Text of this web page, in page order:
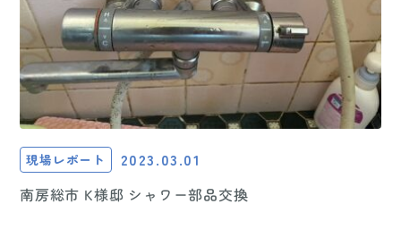
現場レポート 2023.03.01
南房総市 K様邸 シャワー部品交換